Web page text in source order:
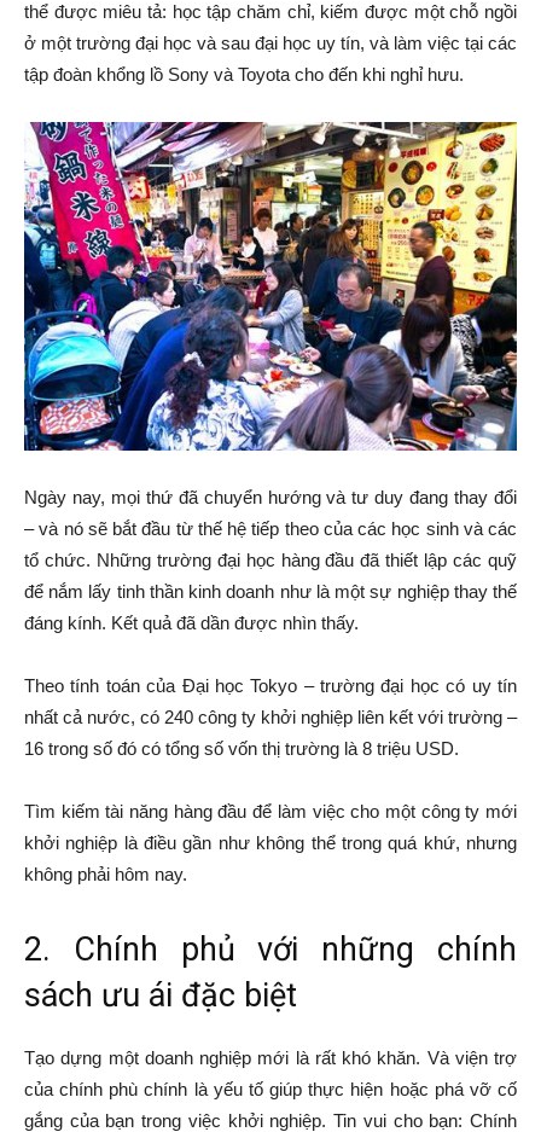
thể được miêu tả: học tập chăm chỉ, kiếm được một chỗ ngồi
ở một trường đại học và sau đại học uy tín, và làm việc tại các
tập đoàn khổng lồ Sony và Toyota cho đến khi nghỉ hưu.
Ngày nay, mọi thứ đã chuyển hướng và tư duy đang thay đổi
– và nó sẽ bắt đầu từ thế hệ tiếp theo của các học sinh và các
tổ chức. Những trường đại học hàng đầu đã thiết lập các quỹ
để nắm lấy tinh thần kinh doanh như là một sự nghiệp thay thế
đáng kính. Kết quả đã dần được nhìn thấy.
Theo tính toán của Đại học Tokyo – trường đại học có uy tín
nhất cả nước, có 240 công ty khởi nghiệp liên kết với trường –
16 trong số đó có tổng số vốn thị trường là 8 triệu USD.
Tìm kiếm tài năng hàng đầu để làm việc cho một công ty mới
khởi nghiệp là điều gần như không thể trong quá khứ, nhưng
không phải hôm nay.
2. Chính phủ với những chính
sách ưu ái đặc biệt
Tạo dựng một doanh nghiệp mới là rất khó khăn. Và viện trợ
của chính phù chính là yếu tố giúp thực hiện hoặc phá vỡ cố
gắng của bạn trong việc khởi nghiệp. Tin vui cho bạn: Chính